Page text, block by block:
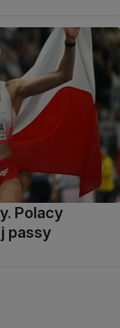
Polacy
passy